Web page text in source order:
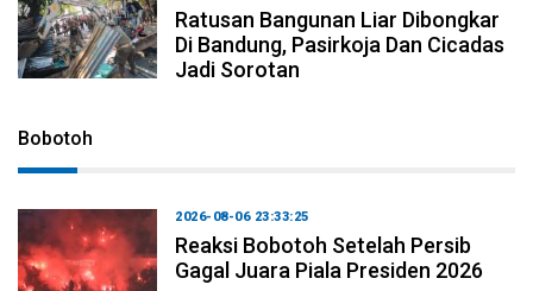
Ratusan Bangunan Liar Dibongkar
Di Bandung, Pasirkoja Dan Cicadas
Jadi Sorotan
Bobotoh
2026-08-06 23:33:25
Reaksi Bobotoh Setelah Persib
Gagal Juara Piala Presiden 2026